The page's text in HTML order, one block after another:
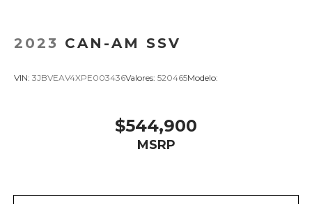
2023 CAN-AM SSV
VIN: 3JBVEAV4XPE003436Valores: 520465Modelo:
$544,900
MSRP